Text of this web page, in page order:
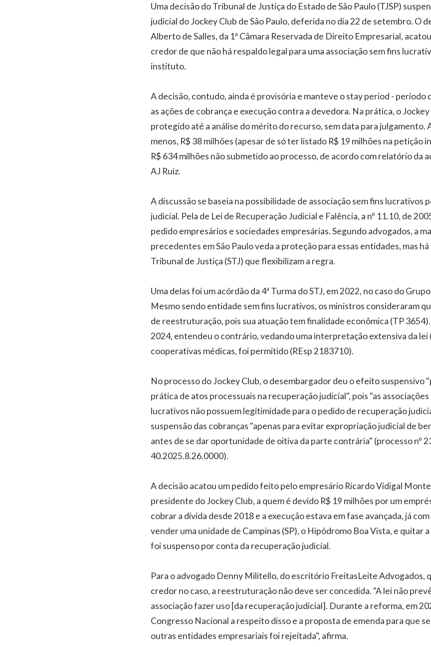
Uma decisão do Tribunal de Justiça do Estado de São Paulo (TJSP)
judicial do Jockey Club de São Paulo, deferida no dia 22 de setembro. O
Alberto de Salles, da 1ª Câmara Reservada de Direito Empresarial,
credor de que não há respaldo legal para uma associação sem fins
instituto.
A decisão, contudo, ainda é provisória e manteve o stay period - período
as ações de cobrança e execução contra a devedora. Na prática, o
protegido até a análise do mérito do recurso, sem data para julgamento.
menos, R$ 38 milhões (apesar de só ter listado R$ 19 milhões na petição
R$ 634 milhões não submetido ao processo, de acordo com relatório da
AJ Ruiz.
A discussão se baseia na possibilidade de associação sem fins lucrativos
judicial. Pela de Lei de Recuperação Judicial e Falência, a nº 11.10, de
pedido empresários e sociedades empresárias. Segundo advogados, a
precedentes em São Paulo veda a proteção para essas entidades, mas
Tribunal de Justiça (STJ) que flexibilizam a regra.
Uma delas foi um acórdão da 4ª Turma do STJ, em 2022, no caso do
Mesmo sendo entidade sem fins lucrativos, os ministros consideraram
de reestruturação, pois sua atuação tem finalidade econômica (TP 3654).
2024, entendeu o contrário, vedando uma interpretação extensiva da lei
cooperativas médicas, foi permitido (REsp 2183710).
No processo do Jockey Club, o desembargador deu o efeito suspensivo
prática de atos processuais na recuperação judicial", pois "as associações
lucrativos não possuem legitimidade para o pedido de recuperação
suspensão das cobranças "apenas para evitar expropriação judicial de
antes de se dar oportunidade de oitiva da parte contrária" (processo nº
40.2025.8.26.0000).
A decisão acatou um pedido feito pelo empresário Ricardo Vidigal
presidente do Jockey Club, a quem é devido R$ 19 milhões por um
cobrar a dívida desde 2018 e a execução estava em fase avançada, já
vender uma unidade de Campinas (SP), o Hipódromo Boa Vista, e quitar
foi suspenso por conta da recuperação judicial.
Para o advogado Denny Militello, do escritório FreitasLeite Advogados,
credor no caso, a reestruturação não deve ser concedida. "A lei não
associação fazer uso [da recuperação judicial]. Durante a reforma, em
Congresso Nacional a respeito disso e a proposta de emenda para que
outras entidades empresariais foi rejeitada", afirma.